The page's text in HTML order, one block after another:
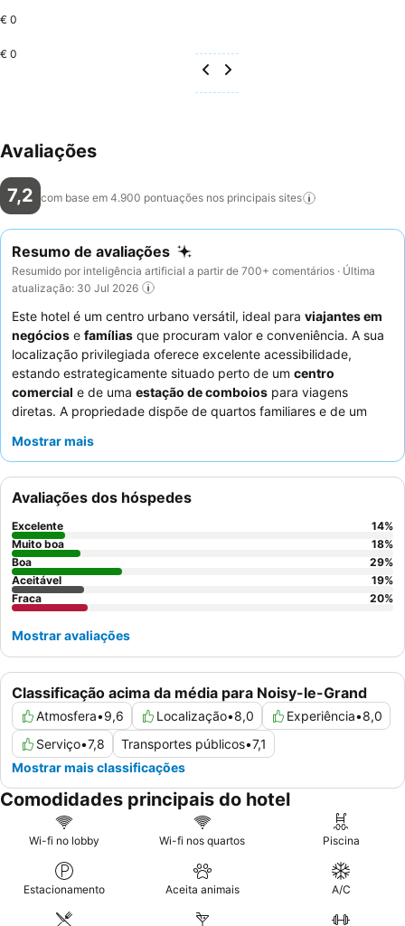
€ 0
€ 0
Avaliações
7,2 com base em 4.900 pontuações nos principais sites
Resumo de avaliações
Resumido por inteligência artificial a partir de 700+ comentários · Última
atualização: 30 Jul 2026
Este hotel é um centro urbano versátil, ideal para viajantes em
negócios e famílias que procuram valor e conveniência. A sua
localização privilegiada oferece excelente acessibilidade,
estando estrategicamente situado perto de um centro
comercial e de uma estação de comboios para viagens
diretas. A propriedade dispõe de quartos familiares e de um
conveniente para quem viaja em negócios. Os hóspedes
profissionais
, que estão sempre dispostos a ajudar. Para uma
experiência mais tranquila, os hóspedes podem preferir quartos
que não estejam virados para os corredores principais.
Mostrar mais
Classificação acima da média para Noisy-le-Grand
Atmosfera•9,6 Localização•8,0 Experiência•8,0
Serviço•7,8 Transportes públicos•7,1
Mostrar mais classificações
Avaliações dos hóspedes
Excelente 14%
Muito boa
18%
Boa
29%
Aceitável
19%
Fraca
20%
Mostrar avaliações
Comodidades principais do hotel
Wi-fi no lobby Wi-fi nos quartos Piscina
Estacionamento Aceita animais A/C